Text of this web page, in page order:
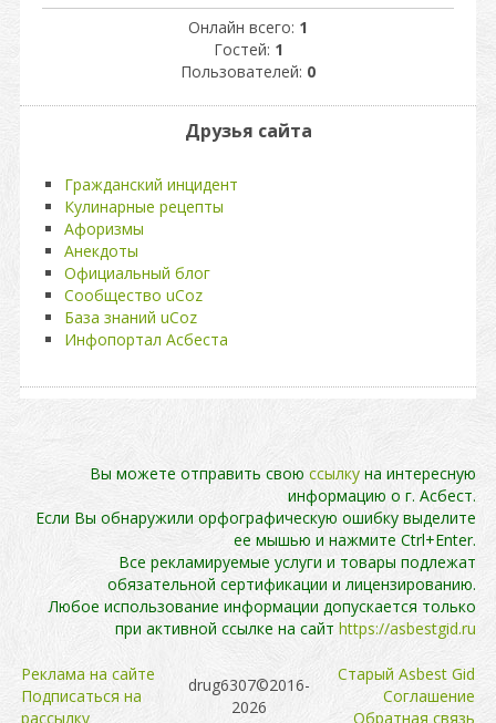
Онлайн всего: 1
Гостей: 1
Пользователей: 0
Друзья сайта
Гражданский инцидент
Кулинарные рецепты
Афоризмы
Анекдоты
Официальный блог
Сообщество uCoz
База знаний uCoz
Инфопортал Асбеста
Вы можете отправить свою ссылку на интересную
информацию о г. Асбест.
Если Вы обнаружили орфографическую ошибку выделите
ее мышью и нажмите Ctrl+Enter.
Все рекламируемые услуги и товары подлежат
обязательной сертификации и лицензированию.
Любое использование информации допускается только
при активной ссылке на сайт https://asbestgid.ru
Реклама на сайте
Подписаться на
рассылку
drug6307©2016-
2026
Cтарый Asbest Gid
Cоглашение
Обратная связь